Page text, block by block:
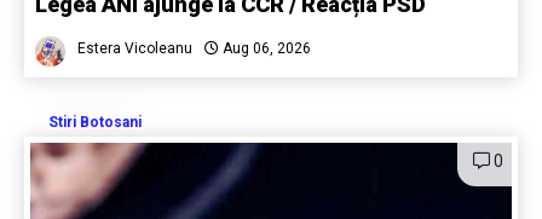
Estera Vicoleanu Aug 06, 2026
Stiri Botosani
0